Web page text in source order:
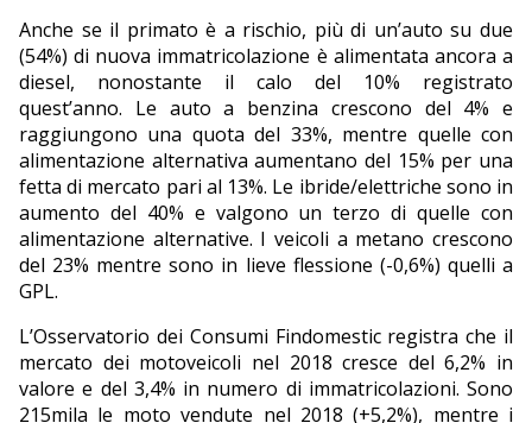
Anche se il primato è a rischio, più di un’auto su due
(54%) di nuova immatricolazione è alimentata ancora a
diesel, nonostante il calo del 10% registrato
quest’anno. Le auto a benzina crescono del 4% e
raggiungono una quota del 33%, mentre quelle con
alimentazione alternativa aumentano del 15% per una
fetta di mercato pari al 13%. Le ibride/elettriche sono in
aumento del 40% e valgono un terzo di quelle con
alimentazione alternative. I veicoli a metano crescono
del 23% mentre sono in lieve flessione (-0,6%) quelli a
GPL.
L’Osservatorio dei Consumi Findomestic registra che il
mercato dei motoveicoli nel 2018 cresce del 6,2% in
valore e del 3,4% in numero di immatricolazioni. Sono
215mila le moto vendute nel 2018 (+5,2%), mentre i